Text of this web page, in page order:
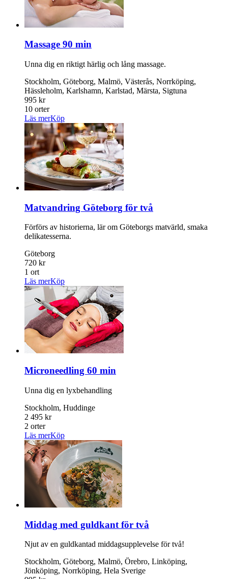
Massage 90 min
Unna dig en riktigt härlig och lång massage.
Stockholm, Göteborg, Malmö, Västerås, Norrköping,
Hässleholm, Karlshamn, Karlstad, Märsta, Sigtuna
995 kr
10 orter
Läs merKöp
Matvandring Göteborg för två
Förförs av historierna, lär om Göteborgs matvärld, smaka
delikatesserna.
Göteborg
720 kr
1 ort
Läs merKöp
Microneedling 60 min
Unna dig en lyxbehandling
Stockholm, Huddinge
2 495 kr
2 orter
Läs merKöp
Middag med guldkant för två
Njut av en guldkantad middagsupplevelse för två!
Stockholm, Göteborg, Malmö, Örebro, Linköping,
Jönköping, Norrköping, Hela Sverige